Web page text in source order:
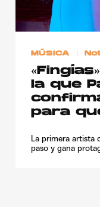
MÚSICA
la que
para
La primera artista
paso y gana